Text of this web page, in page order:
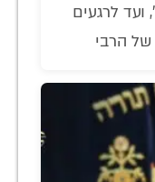
ועד לרגעים
של הרבי